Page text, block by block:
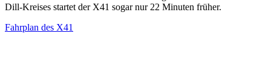
Dill-Kreises startet der X41 sogar nur 22 Minuten früher.
Fahrplan des X41